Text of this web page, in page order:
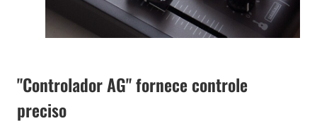
"Controlador AG" fornece controle
preciso